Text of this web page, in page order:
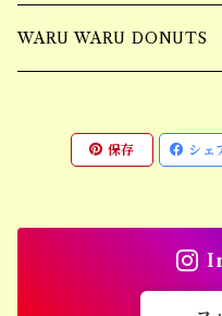
Accessory
Piercing
Bracelet
Mulch Flower Bag
tufting bag
WARU WARU DONUTS
保存 シェ